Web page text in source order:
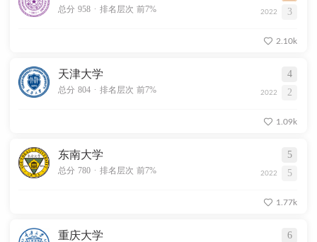
总分 958 . 排名层次 前7% 2022 3
2.10k
天津大学 4
总分 804 . 排名层次 前7% 2022 2
1.09k
东南大学 5
总分 780 . 排名层次 前7% 2022 5
1.77k
重庆大学 6